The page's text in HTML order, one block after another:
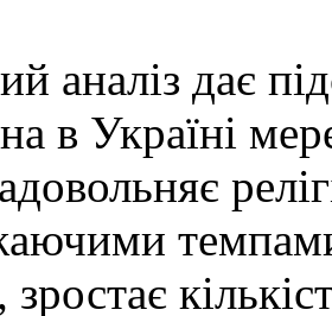
аналіз дає
в Україні